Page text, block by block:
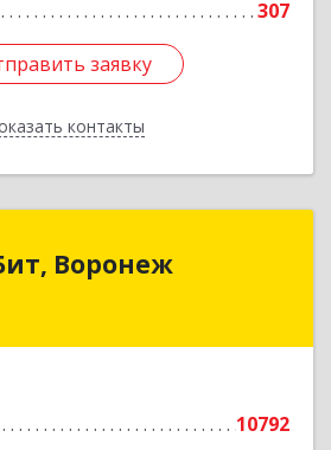
307
заявку
контакты
заявку
Назад
Воронеж
10792
Бит, Воронеж
обл, Воронеж г, 20-летия